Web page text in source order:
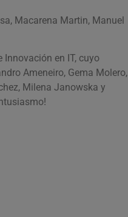
Macarena Martin, Manuel
Innovación en IT, cuyo
Ameneiro, Gema Molero,
Milena Janowska y